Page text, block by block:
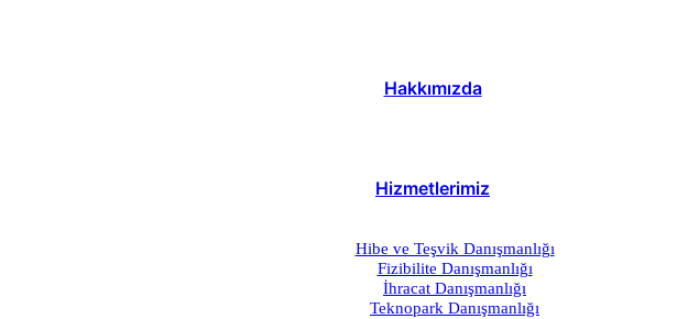
Hakkımızda
Hizmetlerimiz
Hibe ve Teşvik Danışmanlığı
Fizibilite Danışmanlığı
İhracat Danışmanlığı
Teknopark Danışmanlığı